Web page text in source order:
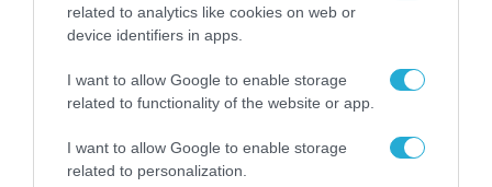
related to analytics like cookies on web or
device identifiers in apps.
I want to allow Google to enable storage
related to functionality of the website or app.
I want to allow Google to enable storage
related to personalization.
ΣΥΡΙΖΑ για υποκλοπές: «Το (παρα)κράτος της ΝΔ
έχει συνέχεια και συνέπεια»